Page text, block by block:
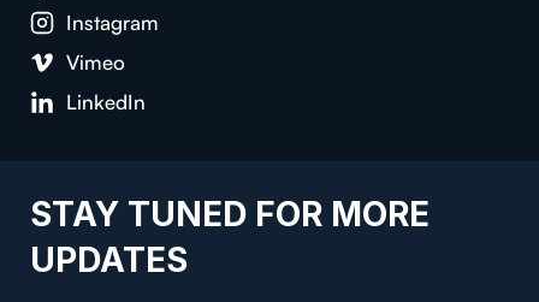
Instagram
Vimeo
LinkedIn
STAY TUNED FOR MORE
UPDATES